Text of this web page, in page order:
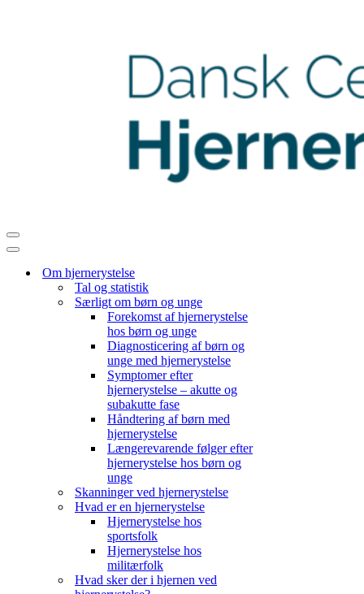
Navigation
menu
Navigation
Om hjernerystelse
Tal og statistik
Særligt om børn og unge
Forekomst af hjernerystelse
hos børn og unge
Diagnosticering af børn og
unge med hjernerystelse
Symptomer efter
hjernerystelse – akutte og
subakutte fase
Håndtering af børn med
hjernerystelse
Længerevarende følger efter
hjernerystelse hos børn og
unge
Skanninger ved hjernerystelse
Hvad er en hjernerystelse
Hjernerystelse hos
sportsfolk
Hjernerystelse hos
militærfolk
Hvad sker der i hjernen ved